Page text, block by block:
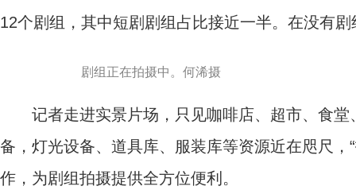
12个剧组，其中短剧剧组占比接近一半。在没有
剧组正在拍摄中。何浠摄
记者走进实景片场，只见咖啡店、超市、食堂
备，灯光设备、道具库、服装库等资源近在咫尺，
作，为剧组拍摄提供全方位便利。